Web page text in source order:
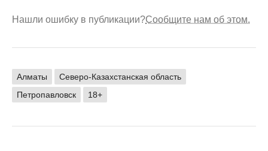
Нашли ошибку в публикации?Сообщите нам об этом.
Алматы
Северо-Казахстанская область
Петропавловск
18+